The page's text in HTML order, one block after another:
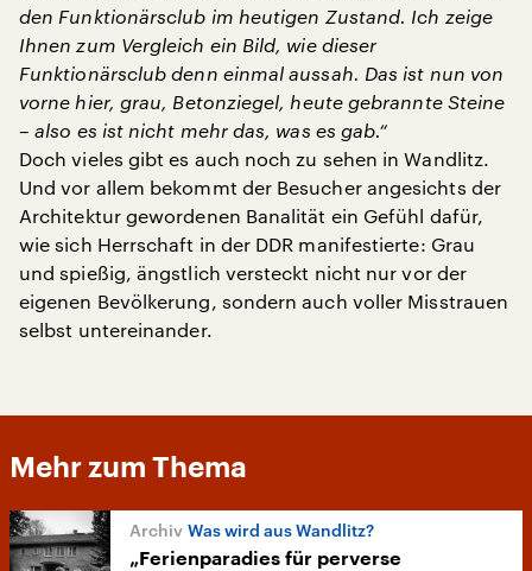
den Funktionärsclub im heutigen Zustand. Ich zeige
Ihnen zum Vergleich ein Bild, wie dieser
Funktionärsclub denn einmal aussah. Das ist nun von
vorne hier, grau, Betonziegel, heute gebrannte Steine
– also es ist nicht mehr das, was es gab.“
Doch vieles gibt es auch noch zu sehen in Wandlitz.
Und vor allem bekommt der Besucher angesichts der
Architektur gewordenen Banalität ein Gefühl dafür,
wie sich Herrschaft in der DDR manifestierte: Grau
und spießig, ängstlich versteckt nicht nur vor der
eigenen Bevölkerung, sondern auch voller Misstrauen
selbst untereinander.
Mehr zum Thema
Was wird aus Wandlitz?
„Ferienparadies für perverse